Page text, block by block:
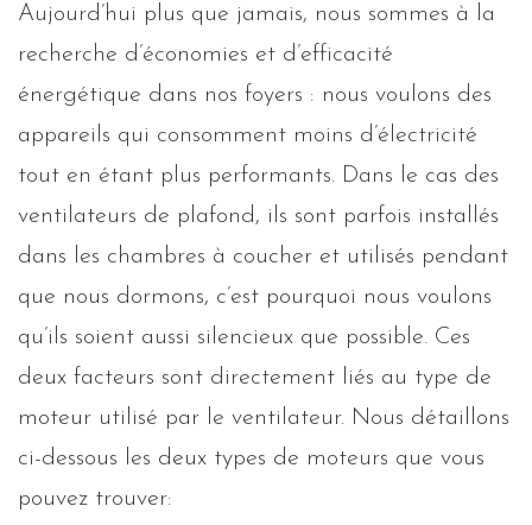
Aujourd’hui plus que jamais, nous sommes à la
recherche d’économies et d’efficacité
énergétique dans nos foyers : nous voulons des
appareils qui consomment moins d’électricité
tout en étant plus performants. Dans le cas des
ventilateurs de plafond, ils sont parfois installés
dans les chambres à coucher et utilisés pendant
que nous dormons, c’est pourquoi nous voulons
qu’ils soient aussi silencieux que possible. Ces
deux facteurs sont directement liés au type de
moteur utilisé par le ventilateur. Nous détaillons
ci-dessous les deux types de moteurs que vous
pouvez trouver: